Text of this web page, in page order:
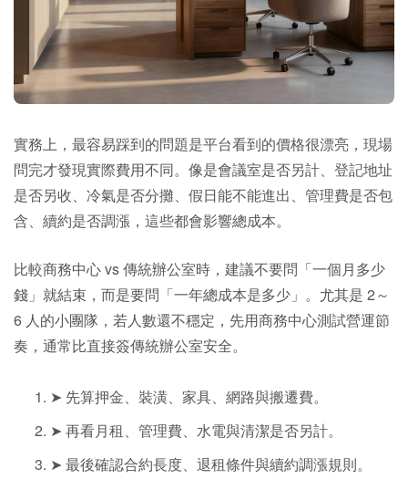
實務上，最容易踩到的問題是平台看到的價格很漂亮，現場
問完才發現實際費用不同。像是會議室是否另計、登記地址
是否另收、冷氣是否分攤、假日能不能進出、管理費是否包
含、續約是否調漲，這些都會影響總成本。
比較商務中心 vs 傳統辦公室時，建議不要問「一個月多少
錢」就結束，而是要問「一年總成本是多少」。尤其是 2～
6 人的小團隊，若人數還不穩定，先用商務中心測試營運節
奏，通常比直接簽傳統辦公室安全。
➤ 先算押金、裝潢、家具、網路與搬遷費。
➤ 再看月租、管理費、水電與清潔是否另計。
➤ 最後確認合約長度、退租條件與續約調漲規則。